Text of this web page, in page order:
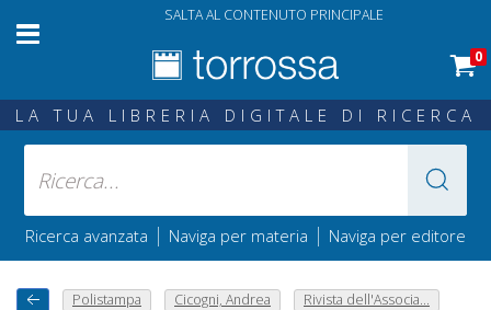
SALTA AL CONTENUTO PRINCIPALE
0
LA TUA LIBRERIA DIGITALE DI RICERCA
Ricerca avanzata | Naviga per materia | Naviga per editore
Polistampa Cicogni, Andrea Rivista dell'Associa...